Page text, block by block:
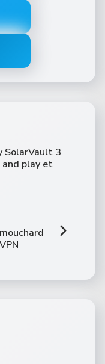
SolarVault 3
play et